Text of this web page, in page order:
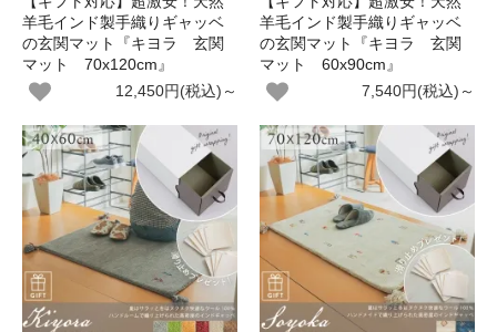
羊毛インド製手織りギャッベ
の玄関マット『キヨラ 玄関
マット 70x120cm』
12,450円(税込)～
羊毛インド製手織りギャッベ
の玄関マット『キヨラ 玄関
マット 60x90cm』
7,540円(税込)～